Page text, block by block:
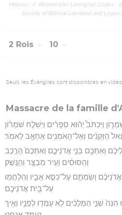
Hébreu : © Westminster Leningrad Codex -
Society of Biblical Literature and
2 Rois 10
Seuls les Évangiles sont disponibles en
Massacre de la famille
וַיִּכְתֹּב֩ יֵה֨וּא סְפָרִ֜ים וַיִּשְׁלַ֣ח שֹׁמְר֗וֹן
הַזְּקֵנִ֔ים וְאֶל־הָאֹמְנִ֥ים אַחְאָ֖ב לֵאמֹֽר׃
וְאִתְּכֶ֖ם בְּנֵ֣י אֲדֹנֵיכֶ֑ם וְאִתְּכֶם֙ הָרֶ֣כֶב
וְהַסּוּסִ֔ים וְעִ֥יר מִבְצָ֖ר וְהַנָּֽשֶׁק׃
וְשַׂמְתֶּ֖ם עַל־כִּסֵּ֣א אָבִ֑יו וְהִֽלָּחֲמ֖וּ
עַל־בֵּ֥ית אֲדֹנֵיכֶֽם׃
הִנֵּה֙ שְׁנֵ֣י הַמְּלָכִ֔ים לֹ֥א עָמְד֖וּ לְפָנָ֑יו וְאֵ֖יךְ